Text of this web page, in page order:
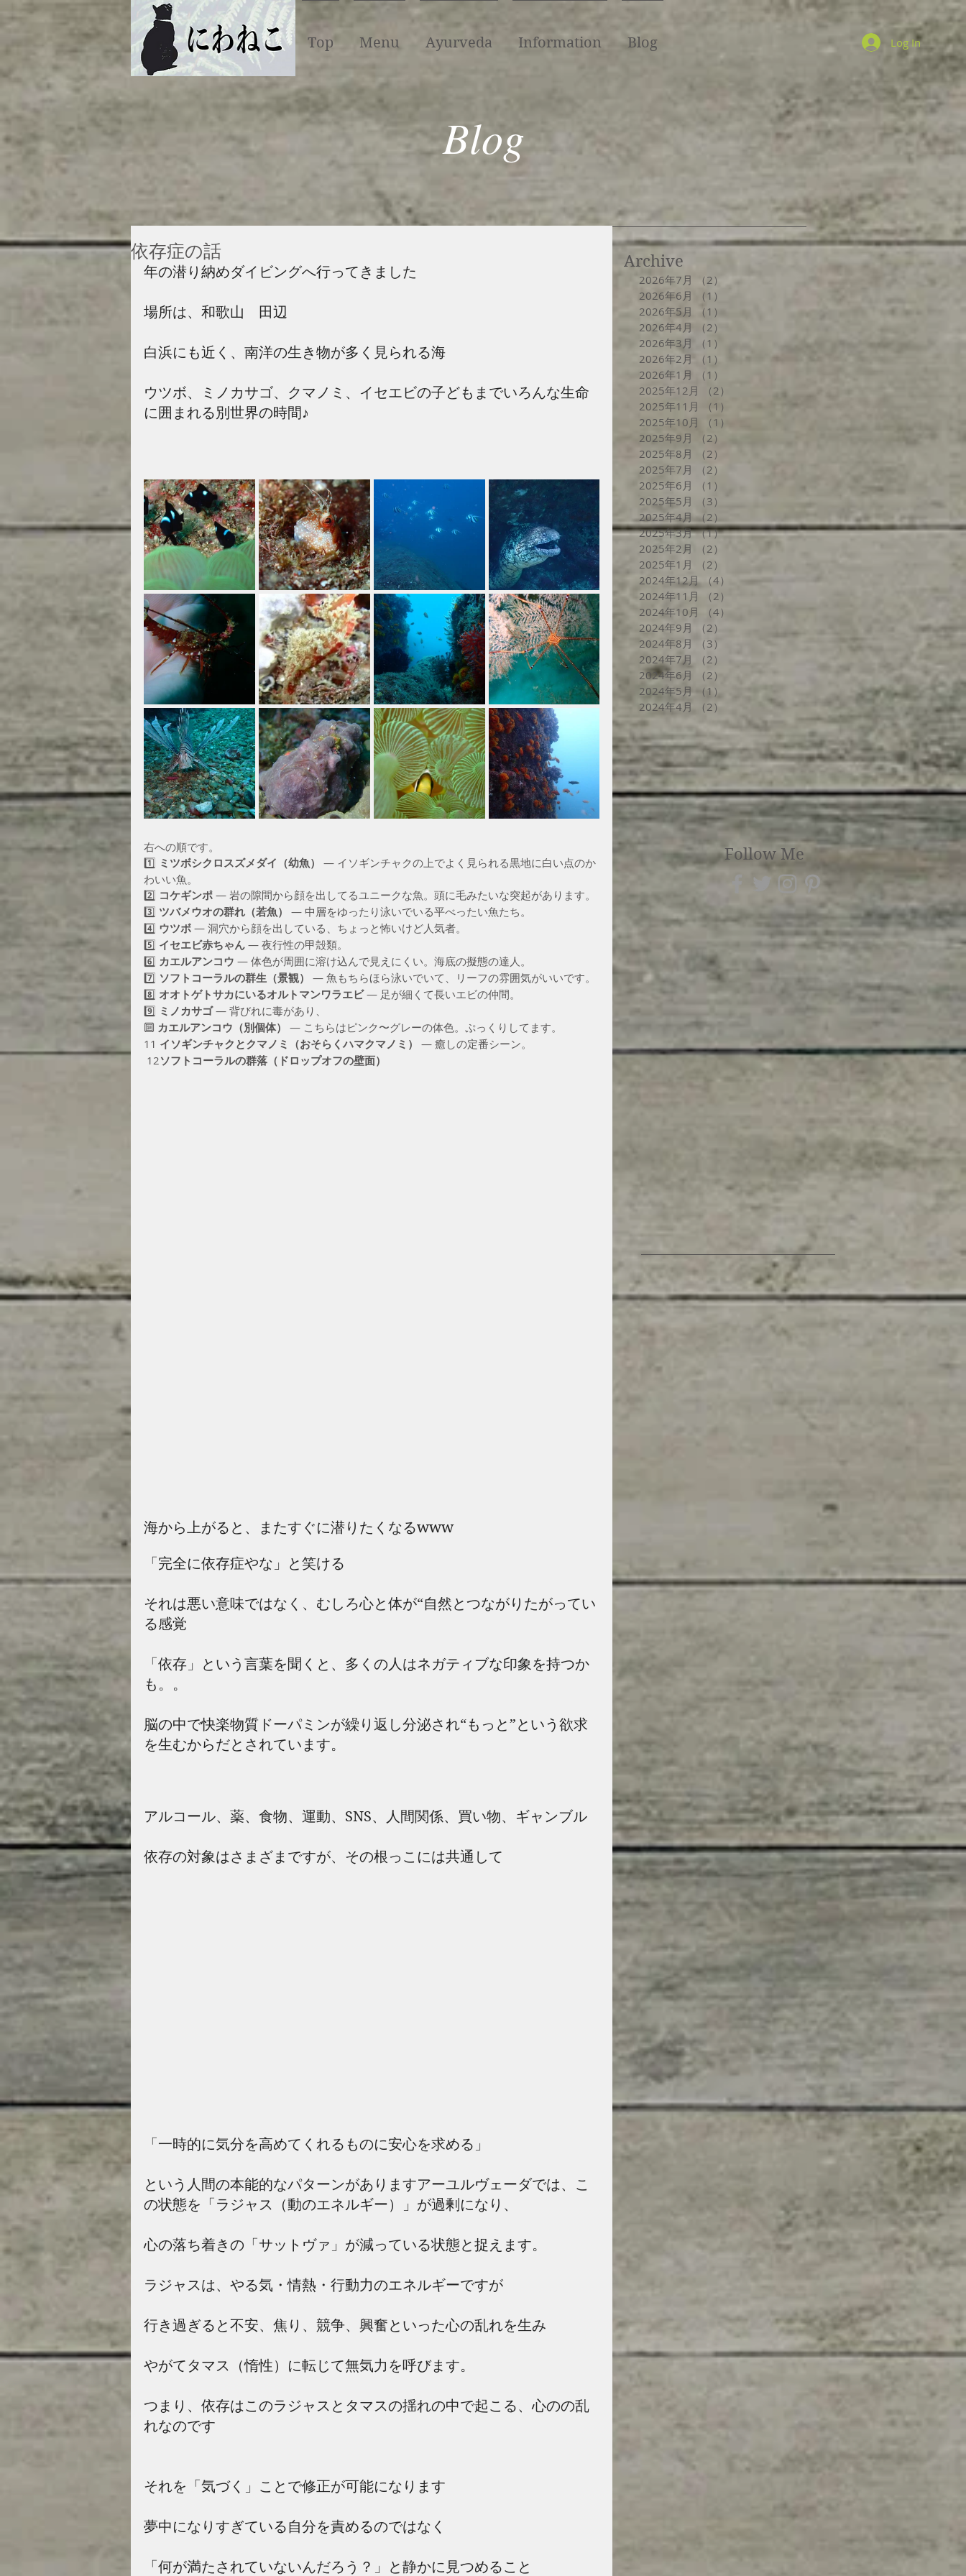
Top Menu Ayurveda Information Blog Log In
Blog
依存症の話
年の潜り納めダイビングへ行ってきました
場所は、和歌山　田辺
白浜にも近く、南洋の生き物が多く見られる海
ウツボ、ミノカサゴ、クマノミ、イセエビの子どもまでいろんな生命
に囲まれる別世界の時間♪
右への順です。
1️⃣ ミツボシクロスズメダイ（幼魚）
— イソギンチャクの上でよく見られる黒地に白い点のか
わいい魚。
2️⃣ コケギンポ — 岩の隙間から顔を出してるユニークな魚。頭に毛みたいな突起があります。
3️⃣ ツバメウオの群れ（若魚）
— 中層をゆったり泳いでいる平べったい魚たち。
4️⃣ ウツボ — 洞穴から顔を出している、ちょっと怖いけど人気者。
5️⃣ イセエビ赤ちゃん — 夜行性の甲殻類。
6️⃣ カエルアンコウ — 体色が周囲に溶け込んで見えにくい。海底の擬態の達人。
7️⃣ ソフトコーラルの群生（景観）
— 魚もちらほら泳いでいて、リーフの雰囲気がいいです。
8️⃣ オオトゲトサカにいるオルトマンワラエビ — 足が細くて長いエビの仲間。
9️⃣ ミノカサゴ — 背びれに毒があり、
🔟 カエルアンコウ（別個体）
— こちらはピンク〜グレーの体色。ぷっくりしてます。
11 イソギンチャクとクマノミ（おそらくハマクマノミ）
— 癒しの定番シーン。
12ソフトコーラルの群落（ドロップオフの壁面）
海から上がると、またすぐに潜りたくなるwww
「完全に依存症やな」と笑ける
それは悪い意味ではなく、むしろ心と体が“自然とつながりたがってい
る感覚
「依存」という言葉を聞くと、多くの人はネガティブな印象を持つか
も。。
脳の中で快楽物質ドーパミンが繰り返し分泌され“もっと”という欲求
を生むからだとされています。
アルコール、薬、食物、運動、SNS、人間関係、買い物、ギャンブル
依存の対象はさまざまですが、その根っこには共通して
「一時的に気分を高めてくれるものに安心を求める」
という人間の本能的なパターンがありますアーユルヴェーダでは、こ
の状態を「ラジャス（動のエネルギー）」が過剰になり、
心の落ち着きの「サットヴァ」が減っている状態と捉えます。
ラジャスは、やる気・情熱・行動力のエネルギーですが
行き過ぎると不安、焦り、競争、興奮といった心の乱れを生み
やがてタマス（惰性）に転じて無気力を呼びます。
つまり、依存はこのラジャスとタマスの揺れの中で起こる、心のの乱
れなのです
それを「気づく」ことで修正が可能になります
夢中になりすぎている自分を責めるのではなく
「何が満たされていないんだろう？」と静かに見つめること
Archive
2026年7月 （2）
2件の記事
2026年6月
（1）
2026年5月
（1）
2026年4月
（2）
2026年3月
（1）
2026年2月
（1）
1件の記事
2026年1月
（1）
2025年12月
（2）
2025年11月
（1）
2025年10月
（1）
2025年9月
（2）
2025年8月
（2）
2025年7月
（2）
2025年6月
（1）
2025年5月
（3）
2025年4月 （2）
2025年3月 （1）1件の記事
2025年2月
（2）
2025年1月
（2）
2024年12月
（4）
4件の記事
2024年11月
（2）
2024年10月
（4）
2024年9月
（2）
2024年8月
（3）
3件の記事
2024年7月
（2）
2024年6月
（2）
2024年5月
（1）
1件の記事
2024年4月
（2） 2件の記事
Follow Me